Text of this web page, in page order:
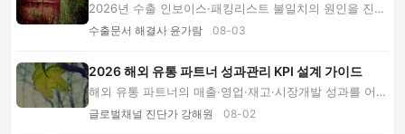
2026년 수출 인보이스·패킹리스트 불일치의 원인을 진단
하고, 제출 단계별 수정 절차와 문서별 오류 해...
수출문서 해결사 윤가람 08-03
2026 해외 유통 파트너 성과관리 KPI 설계 가이드
해외 유통 파트너의 매출·영업·재고·시장개발 성과를 어떻
게 측정할까요? 2026년 실무에 맞춘 KPI 설계...
글로벌채널 진단가 강해원 08-02